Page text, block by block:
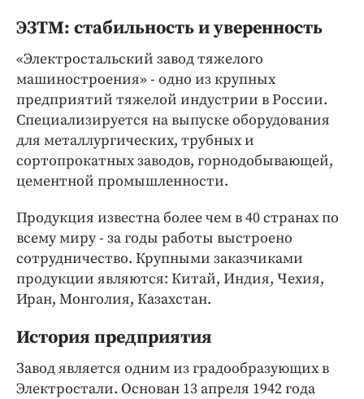
ЭЗТМ: стабильность и уверенность
«Электростальский завод тяжелого
машиностроения» - одно из крупных
предприятий тяжелой индустрии в России.
Специализируется на выпуске оборудования
для металлургических, трубных и
сортопрокатных заводов, горнодобывающей,
цементной промышленности.
Продукция известна более чем в 40 странах по
всему миру - за годы работы выстроено
сотрудничество. Крупными заказчиками
продукции являются: Китай, Индия, Чехия,
Иран, Монголия, Казахстан.
История предприятия
Завод является одним из градообразующих в
Электростали. Основан 13 апреля 1942 года